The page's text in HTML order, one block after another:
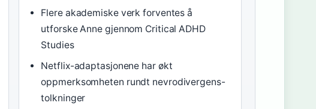
Flere akademiske verk forventes å
utforske Anne gjennom Critical ADHD
Studies
Netflix-adaptasjonene har økt
oppmerksomheten rundt nevrodivergens-
tolkninger